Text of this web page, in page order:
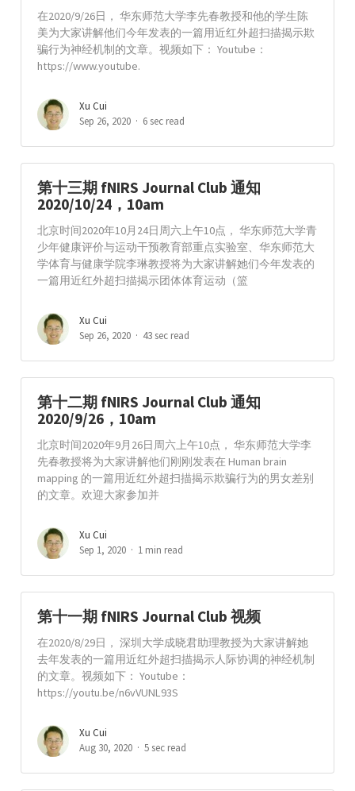
在2020/9/26日， 华东师范大学李先春教授和他的学生陈
美为大家讲解他们今年发表的一篇用近红外超扫描揭示欺
骗行为神经机制的文章。视频如下： Youtube：
https://www.youtube.
Xu Cui
Sep 26, 2020
6 sec read
第十三期 fNIRS Journal Club 通知
2020/10/24，10am
北京时间2020年10月24日周六上午10点， 华东师范大学青
少年健康评价与运动干预教育部重点实验室、华东师范大
学体育与健康学院李琳教授将为大家讲解她们今年发表的
一篇用近红外超扫描揭示团体体育运动（篮
Xu Cui
Sep 26, 2020
43 sec read
第十二期 fNIRS Journal Club 通知
2020/9/26，10am
北京时间2020年9月26日周六上午10点， 华东师范大学李
先春教授将为大家讲解他们刚刚发表在 Human brain
mapping 的一篇用近红外超扫描揭示欺骗行为的男女差别
的文章。欢迎大家参加并
Xu Cui
Sep 1, 2020
1 min read
第十一期 fNIRS Journal Club 视频
在2020/8/29日， 深圳大学成晓君助理教授为大家讲解她
去年发表的一篇用近红外超扫描揭示人际协调的神经机制
的文章。视频如下： Youtube：
https://youtu.be/n6vVUNL93S
Xu Cui
Aug 30, 2020
5 sec read